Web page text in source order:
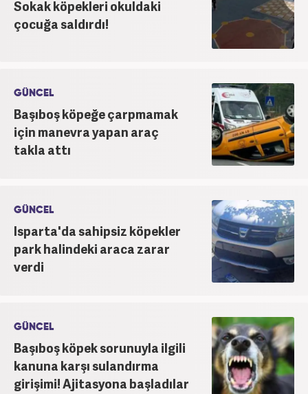
Sokak köpekleri okuldaki
çocuğa saldırdı!
GÜNCEL
Başıboş köpeğe çarpmamak
için manevra yapan araç
takla attı
GÜNCEL
Isparta'da sahipsiz köpekler
park halindeki araca zarar
verdi
GÜNCEL
Başıboş köpek sorunuyla ilgili
kanuna karşı sulandırma
girişimi! Ajitasyona başladılar